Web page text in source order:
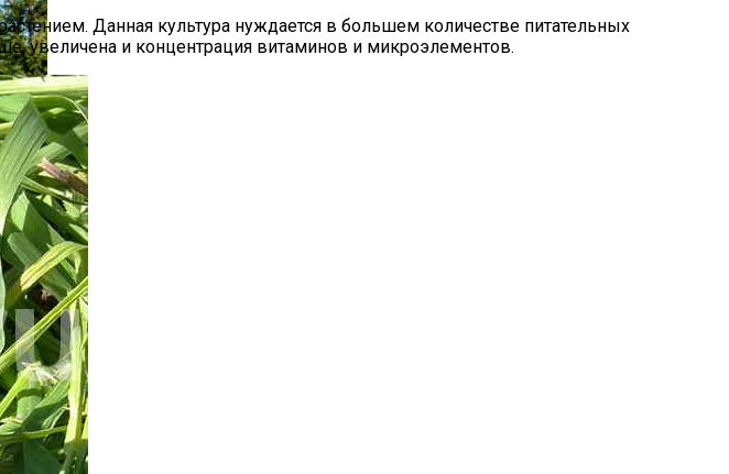
Растений
Данная культура нуждается в большем количестве питательных
увеличена и концентрация витаминов и микроэлементов.